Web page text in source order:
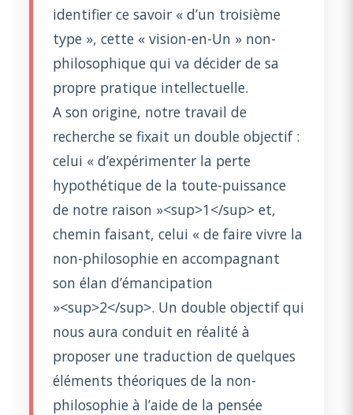
identifier ce savoir « d’un troisième
type », cette « vision-en-Un » non-
philosophique qui va décider de sa
propre pratique intellectuelle.
A son origine, notre travail de
recherche se fixait un double objectif :
celui « d’expérimenter la perte
hypothétique de la toute-puissance
de notre raison »<sup>1</sup> et,
chemin faisant, celui « de faire vivre la
non-philosophie en accompagnant
son élan d’émancipation
»<sup>2</sup>. Un double objectif qui
nous aura conduit en réalité à
proposer une traduction de quelques
éléments théoriques de la non-
philosophie à l’aide de la pensée